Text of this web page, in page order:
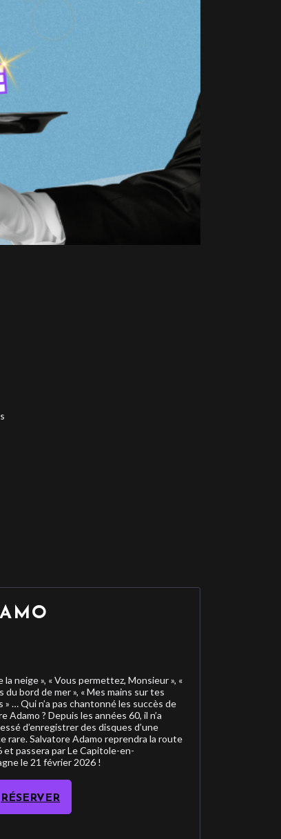
la neige », « Vous permettez, Monsieur », «
du bord de mer », « Mes mains sur tes
» … Qui n’a pas chantonné les succès de
Adamo ? Depuis les années 60, il n’a
d’enregistrer des disques d’une
rare. Salvatore Adamo reprendra la route
et passera par Le Capitole-en-
le 21 février 2026 !
RÉSERVER